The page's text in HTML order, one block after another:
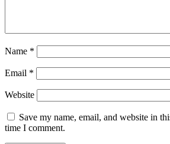
Name *
Email *
Website
Save my name, email, and website in
time I comment.